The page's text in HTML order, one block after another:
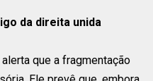
da direita unida
que a fragmentação